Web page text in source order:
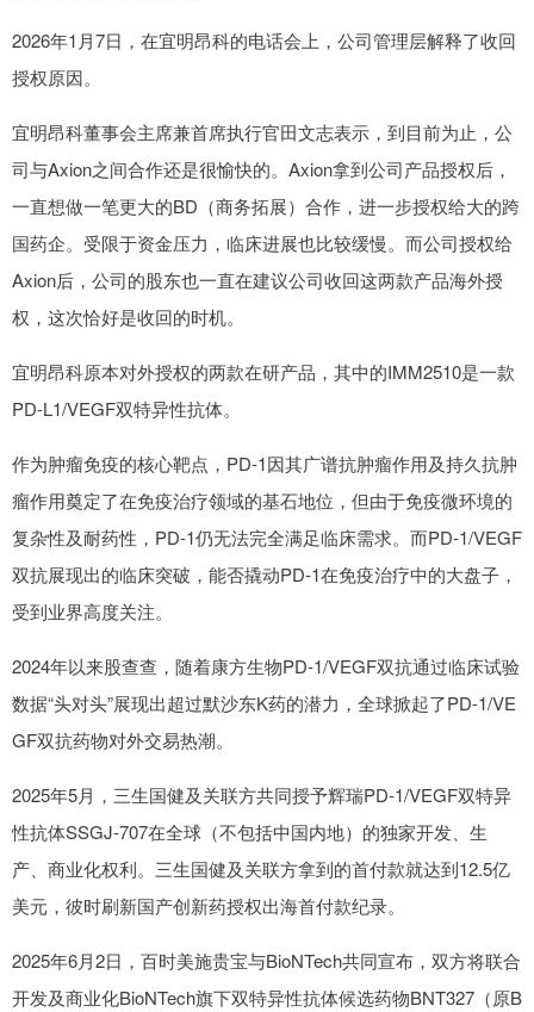
2026年1月7日，在宜明昂科的电话会上，公司管理层解释了收回
授权原因。
宜明昂科董事会主席兼首席执行官田文志表示，到目前为止，公
司与Axion之间合作还是很愉快的。Axion拿到公司产品授权后，
一直想做一笔更大的BD（商务拓展）合作，进一步授权给大的跨
国药企。受限于资金压力，临床进展也比较缓慢。而公司授权给
Axion后，公司的股东也一直在建议公司收回这两款产品海外授
权，这次恰好是收回的时机。
宜明昂科原本对外授权的两款在研产品，其中的IMM2510是一款
PD-L1/VEGF双特异性抗体。
作为肿瘤免疫的核心靶点，PD-1因其广谱抗肿瘤作用及持久抗肿
瘤作用奠定了在免疫治疗领域的基石地位，但由于免疫微环境的
复杂性及耐药性，PD-1仍无法完全满足临床需求。而PD-1/VEGF
双抗展现出的临床突破，能否撬动PD-1在免疫治疗中的大盘子，
受到业界高度关注。
2024年以来股查查，随着康方生物PD-1/VEGF双抗通过临床试验
数据“头对头”展现出超过默沙东K药的潜力，全球掀起了PD-1/VE
GF双抗药物对外交易热潮。
2025年5月，三生国健及关联方共同授予辉瑞PD-1/VEGF双特异
性抗体SSGJ-707在全球（不包括中国内地）的独家开发、生
产、商业化权利。三生国健及关联方拿到的首付款就达到12.5亿
美元，彼时刷新国产创新药授权出海首付款纪录。
2025年6月2日，百时美施贵宝与BioNTech共同宣布，双方将联合
开发及商业化BioNTech旗下双特异性抗体候选药物BNT327（原B